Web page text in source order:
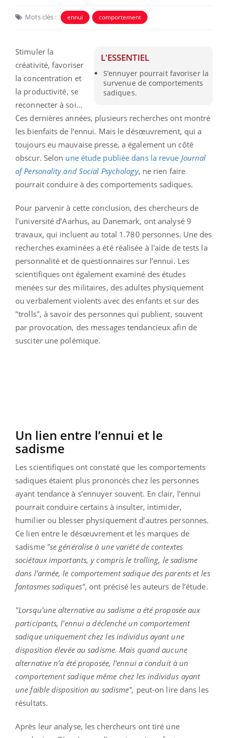
Mots clés : ennui comportement
L'ESSENTIEL
S’ennuyer pourrait favoriser la
survenue de comportements
sadiques.
Stimuler la
créativité, favoriser
la concentration et
la productivité, se
reconnecter à soi…
Ces dernières années, plusieurs recherches ont montré
les bienfaits de l’ennui. Mais le désœuvrement, qui a
toujours eu mauvaise presse, a également un côté
obscur. Selon une étude publiée dans la revue Journal
of Personality and Social Psychology, ne rien faire
pourrait conduire à des comportements sadiques.
Pour parvenir à cette conclusion, des chercheurs de
l’université d’Aarhus, au Danemark, ont analysé 9
travaux, qui incluent au total 1.780 personnes. Une des
recherches examinées a été réalisée à l'aide de tests la
personnalité et de questionnaires sur l’ennui. Les
scientifiques ont également examiné des études
menées sur des militaires, des adultes physiquement
ou verbalement violents avec des enfants et sur des
"trolls", à savoir des personnes qui publient, souvent
par provocation, des messages tendancieux afin de
susciter une polémique.
Un lien entre l’ennui et le
sadisme
Les scientifiques ont constaté que les comportements
sadiques étaient plus prononcés chez les personnes
ayant tendance à s’ennuyer souvent. En clair, l’ennui
pourrait conduire certains à insulter, intimider,
humilier ou blesser physiquement d’autres personnes.
Ce lien entre le désœuvrement et les marques de
sadisme"se généralise à une variété de contextes
sociétaux importants, y compris le trolling, le sadisme
dans l'armée, le comportement sadique des parents et les
fantasmes sadiques", ont précisé les auteurs de l’étude.
"Lorsqu’une alternative au sadisme a été proposée aux
participants, l'ennui a déclenché un comportement
sadique uniquement chez les individus ayant une
disposition élevée au sadisme. Mais quand aucune
alternative n’a été proposée, l'ennui a conduit à un
comportement sadique même chez les individus ayant
une faible disposition au sadisme", peut-on lire dans les
résultats.
Après leur analyse, les chercheurs ont tiré une